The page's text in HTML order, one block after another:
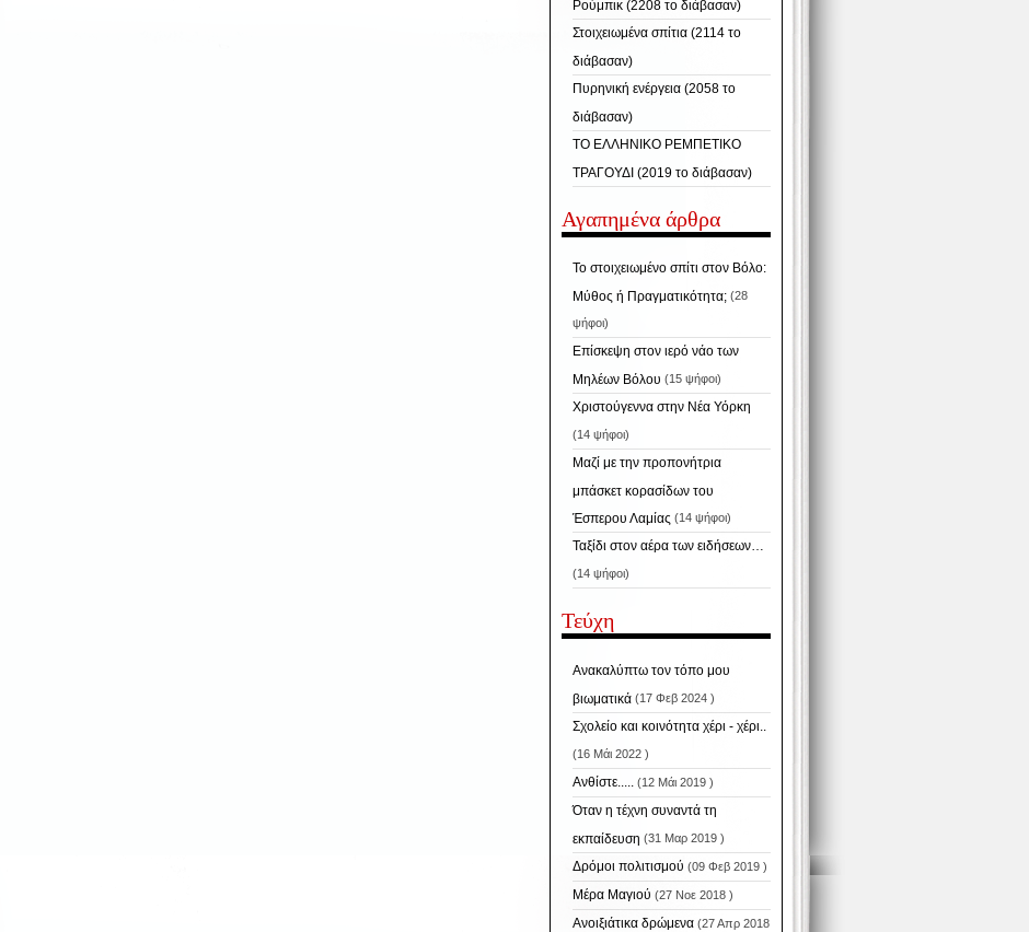
Ρούμπικ (2208 το διάβασαν)
Στοιχειωμένα σπίτια (2114 το
διάβασαν)
Πυρηνική ενέργεια (2058 το
διάβασαν)
ΤΟ ΕΛΛΗΝΙΚΟ ΡΕΜΠΕΤΙΚΟ
ΤΡΑΓΟΥΔΙ (2019 το διάβασαν)
Αγαπημένα άρθρα
Το στοιχειωμένο σπίτι στον Βόλο:
Μύθος ή Πραγματικότητα; (28
ψήφοι)
Επίσκεψη στον ιερό νάο των
Μηλέων Βόλου (15 ψήφοι)
Χριστούγεννα στην Νέα Υόρκη
(14 ψήφοι)
Μαζί με την προπονήτρια
μπάσκετ κορασίδων του
Έσπερου Λαμίας (14 ψήφοι)
Ταξίδι στον αέρα των ειδήσεων…
(14 ψήφοι)
Τεύχη
Ανακαλύπτω τον τόπο μου
βιωματικά(17 Φεβ 2024 )
Σχολείο και κοινότητα χέρι - χέρι..
(16 Μάι 2022 )
Ανθίστε..... (12 Μάι 2019 )
Όταν η τέχνη συναντά τη
εκπαίδευση (31 Μαρ 2019 )
Δρόμοι πολιτισμού (09 Φεβ 2019 )
Μέρα Μαγιού (27 Νοε 2018 )
Ανοιξιάτικα δρώμενα(27 Απρ 2018